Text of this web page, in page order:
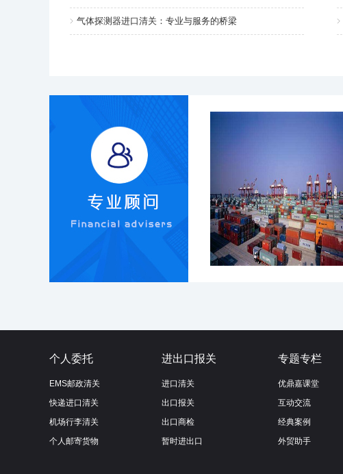
气体探测器进口清关：专业与服务的桥梁
个人委托
EMS邮政清关
快递进口清关
机场行李清关
个人邮寄货物
进出口报关
进口清关
出口报关
出口商检
暂时进出口
专题专栏
优鼎嘉课堂
互动交流
经典案例
外贸助手